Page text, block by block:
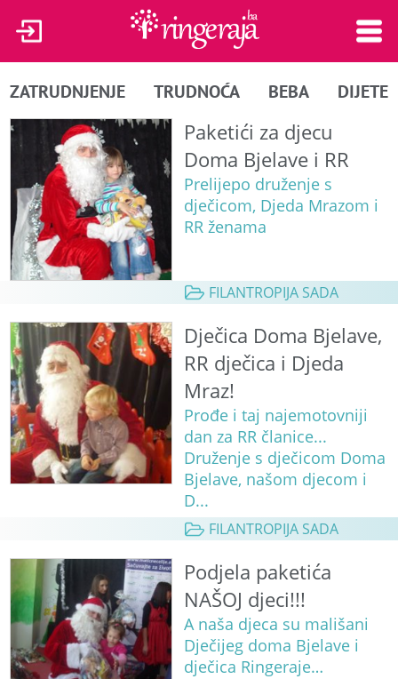
ZATRUDNJENJE TRUDNOĆA BEBA DIJETE
Paketići za djecu
Doma Bjelave i RR
Prelijepo druženje s
dječicom, Djeda Mrazom i
RR ženama
FILANTROPIJA SADA
Dječica Doma Bjelave,
RR dječica i Djeda
Mraz!
Prođe i taj najemotovniji
dan za RR članice...
Druženje s dječicom Doma
Bjelave, našom djecom i
D...
FILANTROPIJA SADA
Podjela paketića
NAŠOJ djeci!!!
A naša djeca su mališani
Dječijeg doma Bjelave i
dječica Ringeraje…